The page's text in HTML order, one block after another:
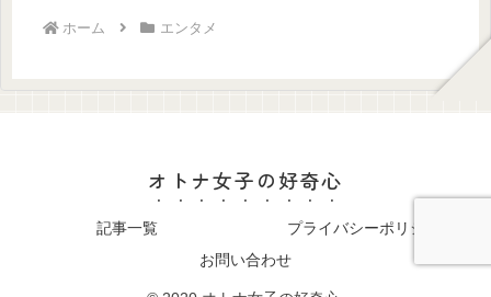
ホーム エンタメ
オトナ女子の好奇心
記事一覧
プライバシーポリシー
お問い合わせ